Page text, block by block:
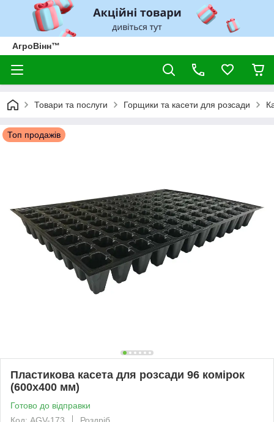
АгроВінн™
Товари та послуги Горщики та касети для розсади
Топ продажів
Пластикова касета для розсади 96 комірок
(600х400 мм)
Готово до відправки
Код: AGV-173
Роздріб